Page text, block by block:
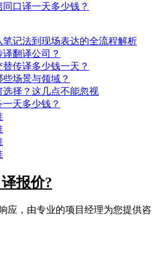
口译一天多少钱？
记法到现场表达的全流程解析
翻译公司？
传译多少钱一天？
场景与领域？
择？这几点不能忽视
天多少钱？
报价?
应，由专业的项目经理为您提供咨